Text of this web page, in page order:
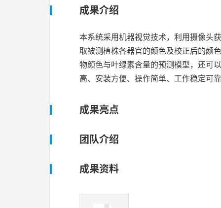
成果介绍
本系统采用机器视觉技术，利用摄像头
取被测植株各器官的颜色及校正后的颜
物颜色与叶绿素含量的预测模型，还可
高、安装方便、操作简单、工作稳定可
成果亮点
团队介绍
成果资料